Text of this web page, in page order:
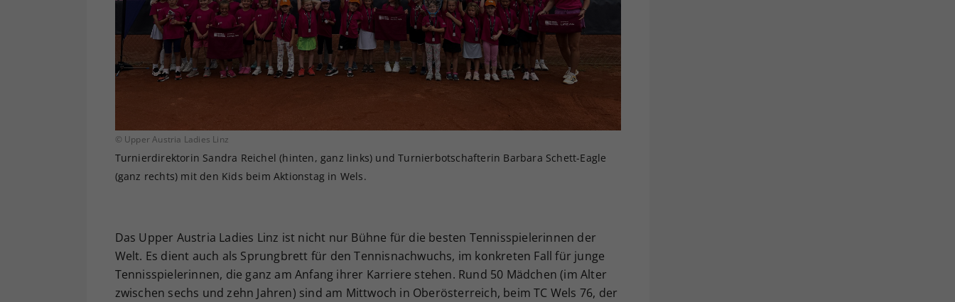
© Upper Austria Ladies Linz
Turnierdirektorin Sandra Reichel (hinten, ganz links) und Turnierbotschafterin Barbara Schett-Eagle
(ganz rechts) mit den Kids beim Aktionstag in Wels.
Das Upper Austria Ladies Linz ist nicht nur Bühne für die besten Tennisspielerinnen der
Welt. Es dient auch als Sprungbrett für den Tennisnachwuchs, im konkreten Fall für junge
Tennisspielerinnen, die ganz am Anfang ihrer Karriere stehen. Rund 50 Mädchen (im Alter
zwischen sechs und zehn Jahren) sind am Mittwoch in Oberösterreich, beim TC Wels 76, der
Ihrer vorgenommen Einstellungen, falls der
Webseiten-Betreiber dies eingestellt hat.